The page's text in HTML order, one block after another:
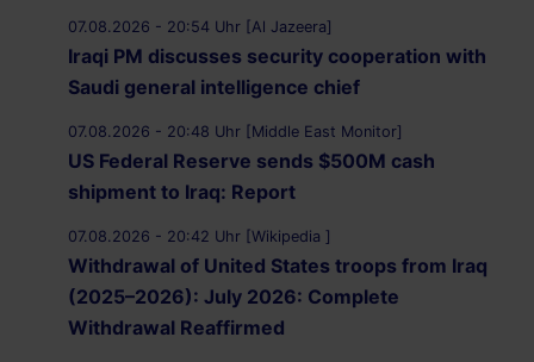
07.08.2026 - 20:54 Uhr [Al Jazeera]
Iraqi PM discusses security cooperation with
Saudi general intelligence chief
07.08.2026 - 20:48 Uhr [Middle East Monitor]
US Federal Reserve sends $500M cash
shipment to Iraq: Report
07.08.2026 - 20:42 Uhr [Wikipedia ]
Withdrawal of United States troops from Iraq
(2025–2026): July 2026: Complete
Withdrawal Reaffirmed